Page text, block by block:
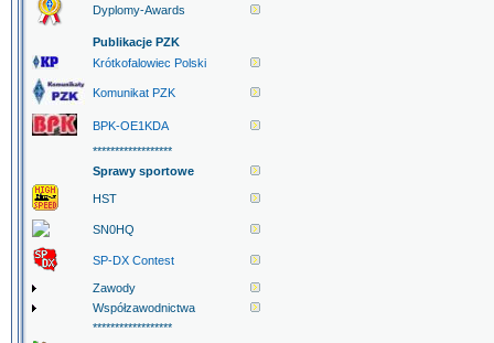
Dyplomy-Awards
Publikacje PZK
Krótkofalowiec Polski
Komunikat PZK
BPK-OE1KDA
******************
Sprawy sportowe
HST
SN0HQ
SP-DX Contest
Zawody
Współzawodnictwa
******************